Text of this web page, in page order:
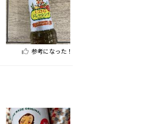
参考になった！